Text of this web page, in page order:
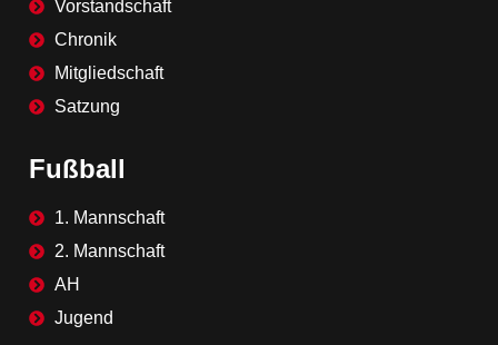
Vorstandschaft
Chronik
Mitgliedschaft
Satzung
Fußball
1. Mannschaft
2. Mannschaft
AH
Jugend